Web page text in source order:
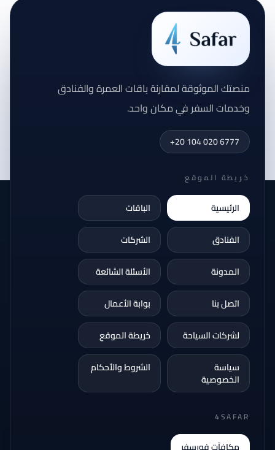
منصتك الموثوقة لمقارنة باقات العمرة والفنادق
وخدمات السفر في مكان واحد.
+20 104 020 6777
خريطة الموقع
الرئيسية
الباقات
الفنادق
الشركات
المدونة
الأسئلة الشائعة
اتصل بنا
بوابة الأعمال
لشركات السياحة
خريطة الموقع
سياسة
الخصوصية
الشروط والأحكام
4SAFAR